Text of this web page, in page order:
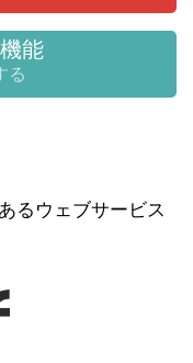
能
る
るウェブサービス